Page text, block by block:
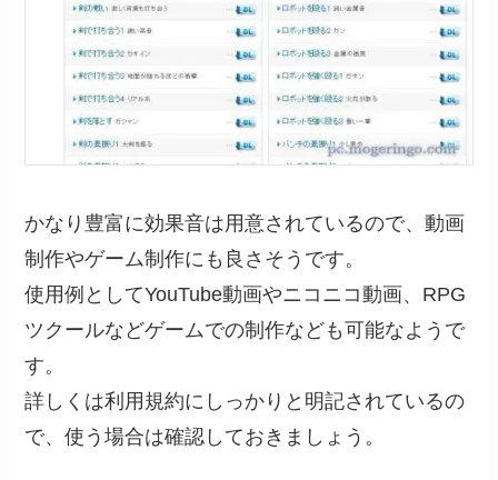
かなり豊富に効果音は用意されているので、動画
制作やゲーム制作にも良さそうです。
使用例としてYouTube動画やニコニコ動画、RPG
ツクールなどゲームでの制作なども可能なようで
す。
詳しくは利用規約にしっかりと明記されているの
で、使う場合は確認しておきましょう。